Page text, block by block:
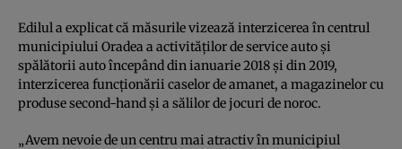
Edilul a explicat că măsurile vizează interzicerea în centrul
municipiului Oradea a activităţilor de service auto şi
spălătorii auto începând din ianuarie 2018 şi din 2019,
interzicerea funcţionării caselor de amanet, a magazinelor cu
produse second-hand şi a sălilor de jocuri de noroc.
„Avem nevoie de un centru mai atractiv în municipiul